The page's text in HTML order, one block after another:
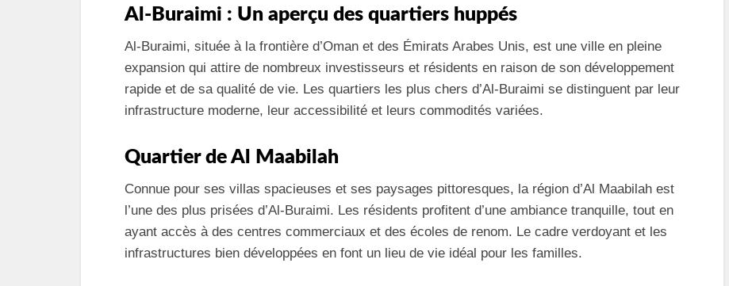
Al-Buraimi : Un aperçu des quartiers huppés
Al-Buraimi, située à la frontière d’Oman et des Émirats Arabes Unis, est une ville en pleine
expansion qui attire de nombreux investisseurs et résidents en raison de son développement
rapide et de sa qualité de vie. Les quartiers les plus chers d’Al-Buraimi se distinguent par leur
infrastructure moderne, leur accessibilité et leurs commodités variées.
Quartier de Al Maabilah
Connue pour ses villas spacieuses et ses paysages pittoresques, la région d’Al Maabilah est
l’une des plus prisées d’Al-Buraimi. Les résidents profitent d’une ambiance tranquille, tout en
ayant accès à des centres commerciaux et des écoles de renom. Le cadre verdoyant et les
infrastructures bien développées en font un lieu de vie idéal pour les familles.